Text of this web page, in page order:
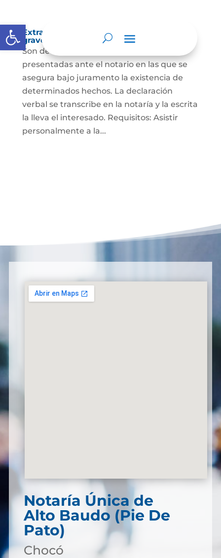
Abrir barra de herramientas
Extra-proceso o declaración bajo la
gravedad de juramento
Son declaraciones verbales o escritas
presentadas ante el notario en las que se
asegura bajo juramento la existencia de
determinados hechos. La declaración
verbal se transcribe en la notaría y la escrita
la lleva el interesado. Requisitos: Asistir
personalmente a la...
Notaría Única de
Alto Baudo (Pie De
Pato)
Chocó